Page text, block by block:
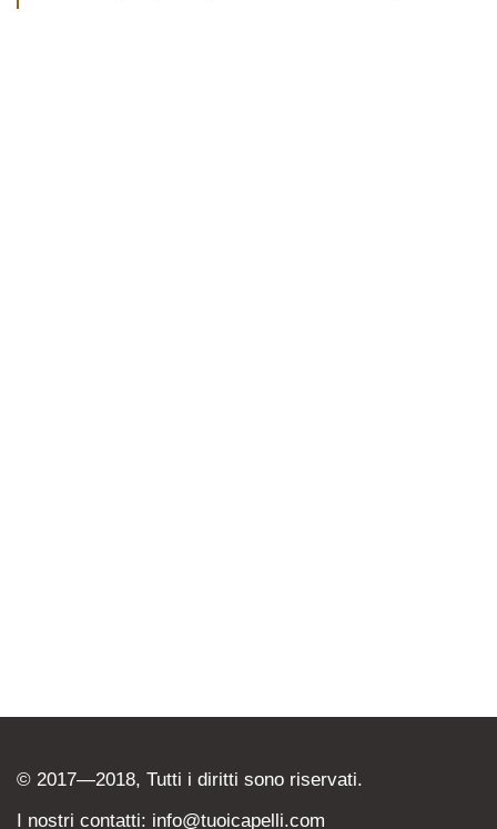
© 2017—2018, Tutti i diritti sono riservati.
I nostri contatti: info@tuoicapelli.com